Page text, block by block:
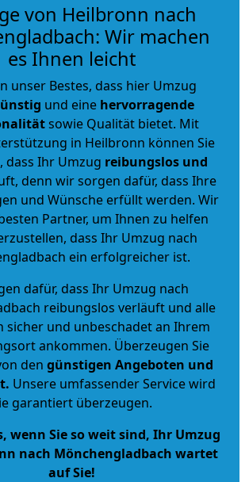
von Heilbronn nach
Wir machen
es Ihnen leicht
unser Bestes, dass hier Umzug
und eine hervorragende
sowie Qualität bietet. Mit
in Heilbronn können Sie
dass Ihr Umzug reibungslos und
denn wir sorgen dafür, dass Ihre
und Wünsche erfüllt werden. Wir
Partner, um Ihnen zu helfen
dass Ihr Umzug nach
ein erfolgreicher ist.
dafür, dass Ihr Umzug nach
reibungslos verläuft und alle
sicher und unbeschadet an Ihrem
ankommen. Überzeugen Sie
den günstigen Angeboten und
. Unsere umfassender Service wird
garantiert überzeugen.
wenn Sie so weit sind, Ihr Umzug
nach Mönchengladbach wartet
auf Sie!